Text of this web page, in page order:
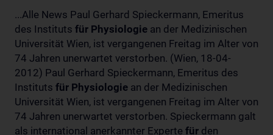
...Alle News Paul Gerhard Spieckermann, Emeritus
des Instituts für Physiologie an der Medizinischen
Universität Wien, ist vergangenen Freitag im Alter von
74 Jahren unerwartet verstorben. (Wien, 18-04-
2012) Paul Gerhard Spieckermann, Emeritus des
Instituts für Physiologie an der Medizinischen
Universität Wien, ist vergangenen Freitag im Alter von
74 Jahren unerwartet verstorben. Spieckermann galt
als international anerkannter Experte für den